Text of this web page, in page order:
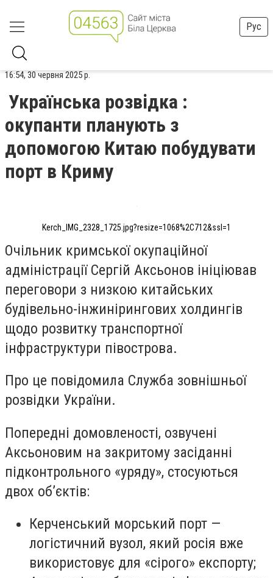
Рус
16:54, 30 червня 2025 р.
Українська розвідка :
окупанти планують з
допомогою Китаю побудувати
порт в Криму
Kerch_IMG_2328_1725.jpg?resize=1068%2C712&ssl=1
Очільник кримської окупаційної
адміністрації Сергій Аксьонов ініціював
переговори з низкою китайських
будівельно-інжинірингових холдингів
щодо розвитку транспортної
інфраструктури півострова.
Про це повідомила Служба зовнішньої
розвідки України.
Попередні домовленості, озвучені
Аксьоновим на закритому засіданні
підконтрольного «уряду», стосуються
двох об’єктів:
Керченський морський порт —
логістичний вузол, який росія вже
використовує для «сірого» експорту;